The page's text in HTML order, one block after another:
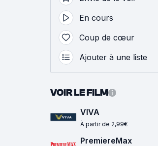
En cours
Coup de cœur
Ajouter à une liste
VOIR LE FILM
VIVA
À partir de 2,99€
PremiereMax